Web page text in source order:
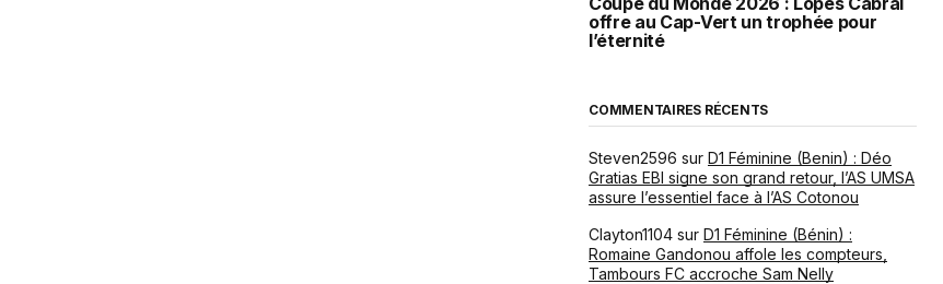
offre au Cap-Vert un trophée pour
l’éternité
COMMENTAIRES RÉCENTS
Steven2596 sur D1 Féminine (Benin) : Déo
Gratias EBI signe son grand retour, l’AS UMSA
assure l’essentiel face à l’AS Cotonou
Clayton1104 sur D1 Féminine (Bénin) :
Romaine Gandonou affole les compteurs,
Tambours FC accroche Sam Nelly